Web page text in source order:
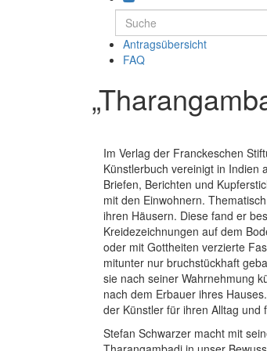
Antragsübersicht
FAQ
Im Verlag der Franckeschen
Künstlerbuch vereinigt in Indien
Briefen, Berichten und
mit den Einwohnern.
ihren Häusern. Diese fand er
Kreidezeichnungen auf dem
oder mit Gottheiten verzierte
mitunter nur bruchstückhaft
sie nach seiner Wahrnehmung
nach dem Erbauer ihres
der Künstler für ihren Alltag und
Stefan Schwarzer macht mit